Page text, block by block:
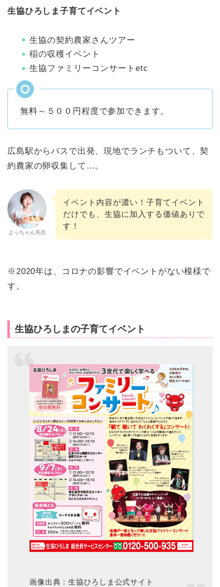
生協ひろしま子育てイベント
生協の契約農家さんツアー
稲の収穫イベント
生協ファミリーコンサートetc
無料～５００円程度で参加できます。
広島駅からバスで出発、現地でランチもついて、契
約農家の卵収集して…。
よっちゃん先生
イベント内容が濃い！子育てイベント
だけでも、生協に加入する価値ありで
す！
※2020年は、コロナの影響でイベントがない模様で
す。
生協ひろしまの子育てイベント
画像出典：生協ひろしま公式サイト